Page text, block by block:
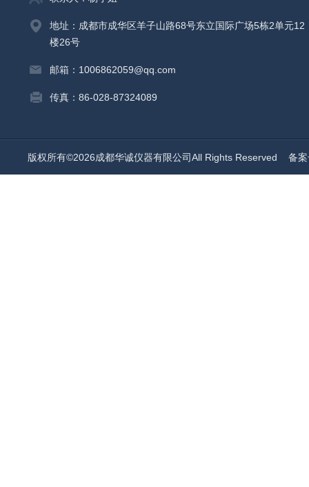
地址：成都市成华区羊子山路68号东立国际广场5栋2单元12
楼26号
邮箱：1006862059@qq.com
传真：86-028-87324089
版权所有©2026成都华诚仪器有限公司All Rights Reserved 备